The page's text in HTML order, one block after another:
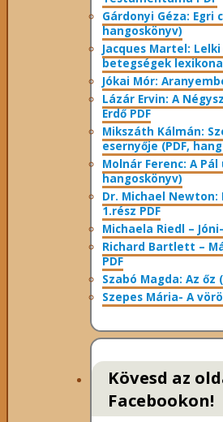
Gárdonyi Géza: Egri
hangoskönyv)
Jacques Martel:
betegségek lexikona
Jókai Mór:
Lázár Ervin: A
Erdő PDF
Mikszáth Kálmán:
esernyője (PDF,
Molnár Ferenc: A Pál
hangoskönyv)
Dr. Michael
1.rész PDF
Michaela Riedl –
Richard Bartlett –
PDF
Szabó Magda: Az őz
Szepes Mária- A
Kövesd az
Facebookon!